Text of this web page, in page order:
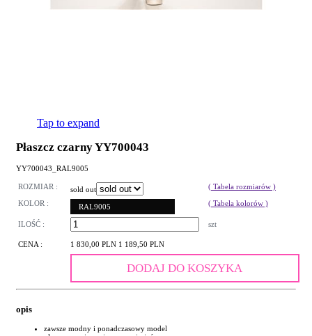
Tap to expand
Płaszcz czarny YY700043
YY700043_RAL9005
ROZMIAR : sold out
( Tabela rozmiarów )
KOLOR :
RAL9005 ( Tabela kolorów )
ILOŚĆ : szt
CENA : 1 830,00 PLN 1 189,50 PLN
DODAJ DO KOSZYKA
opis
zawsze modny i ponadczasowy model